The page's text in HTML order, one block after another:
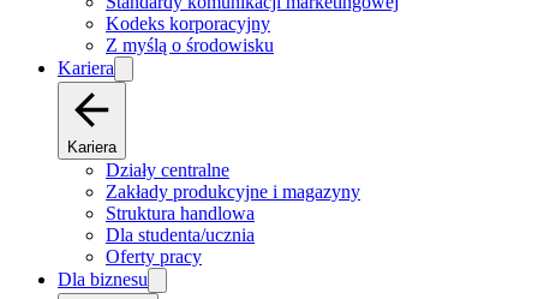
Kodeks korporacyjny
Z myślą o środowisku
Kariera
Kariera
Działy centralne
Zakłady produkcyjne i magazyny
Struktura handlowa
Dla studenta/ucznia
Oferty pracy
Dla biznesu